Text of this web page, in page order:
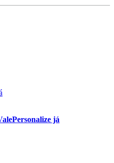
Personalize já